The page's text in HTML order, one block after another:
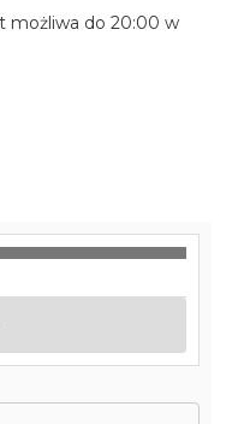
możliwa do 20:00 w